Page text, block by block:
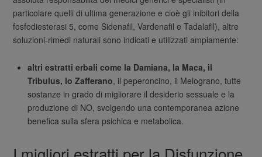
particolare quelli di ultima generazione e cioè gli inibitori della
fosfodiesterasi 5, come Sidenafil, Vardenafil e Tadalafil), altre
soluzioni-rimedi naturali sono indicati e utilizzati ampiamente:
altri estratti erbali come la Damiana, la Maca, il
Tribulus, lo Zafferano, il peperoncino, il Melograno, tutte
sostanze in grado di migliorare il desiderio sessuale e la
produzione di NO, svolgendo una contemporanea azione
benefica sulla sfera psichica e metabolica.